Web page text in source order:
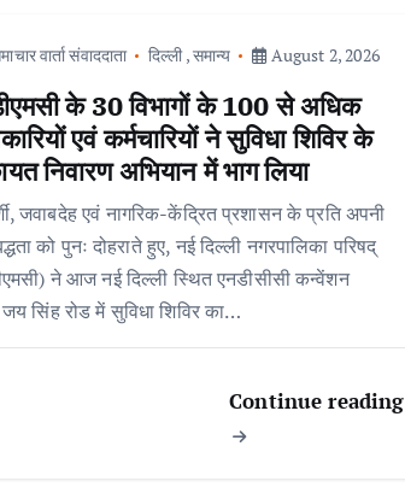
वार्ता संवाददाता दिल्ली,समान्य August 2, 2026
के 30 विभागों के 100 से अधिक
एवं कर्मचारियों ने सुविधा शिविर के
निवारण अभियान में भाग लिया
जवाबदेह एवं नागरिक-केंद्रित प्रशासन के प्रति अपनी
को पुनः दोहराते हुए, नई दिल्ली नगरपालिका परिषद्
ने आज नई दिल्ली स्थित एनडीसीसी कन्वेंशन
सिंह रोड में सुविधा शिविर का…
Continue reading